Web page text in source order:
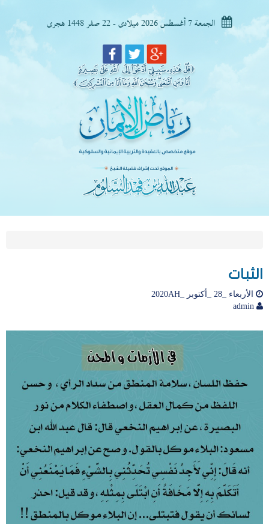
الجمعة 7 أغسطس 2026 ميلادى - 22 صفر 1448 هجرى
الثبات
الأربعاء _28 _أكتوبر _2020AH